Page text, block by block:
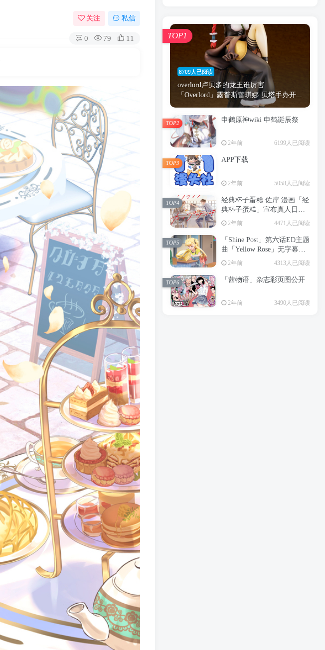
关注 私信
0 79 11
8709人已阅读
overlord卢贝多的龙王谁厉害
「Overlord」露普斯蕾琪娜·贝塔手办开...
TOP1
申鹤原神wiki 申鹤诞辰祭
2年前 6199人已阅读
TOP2
APP下载
2年前 5058人已阅读
TOP3
经典杯子蛋糕 佐岸 漫画「经
典杯子蛋糕」宣布真人日剧
化
2年前 4471人已阅读
TOP4
「Shine Post」第六话ED主题
曲「Yellow Rose」无字幕MV
公开
2年前 4313人已阅读
TOP5
「茜物语」杂志彩页图公开
2年前 3490人已阅读
TOP6
时间 秘密 手机 海贼王
鬼灭 捆绑 萝莉
间谍过家家 忍者 高木
进击的巨人 高岭
8709人已阅读
overlord卢贝多的龙王谁厉害
「Overlord」露普斯蕾琪娜·贝塔手办开...
TOP1
申鹤原神wiki 申鹤诞辰祭
2年前 6199人已阅读
TOP2
APP下载
2年前 5058人已阅读
TOP3
经典杯子蛋糕 佐岸 漫画「经
典杯子蛋糕」宣布真人日剧
TOP4